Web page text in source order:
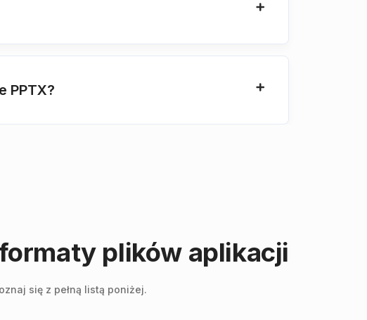
PPTX?
plików aplikacji
się z pełną listą poniżej.